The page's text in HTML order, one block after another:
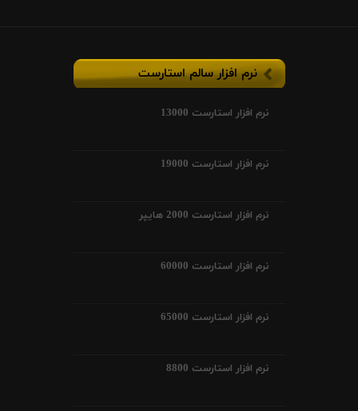
نرم افزار سالم استارست
نرم افزار استارست 13000
نرم افزار استارست 19000
نرم افزار استارست 2000 هایپر
نرم افزار استارست 60000
نرم افزار استارست 65000
نرم افزار استارست 8800